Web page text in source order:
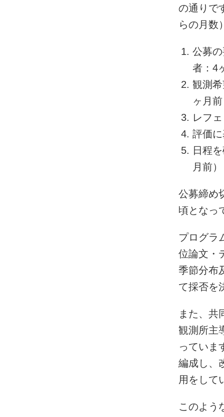
の通りで
らの月数
公募
者：4
観測
ヶ月
レフ
評価
日程
月前）
公募締め
頃となっ
プログラ
位論文・
季節分布
て採否を
また、共
観測所主
っていま
編成し、
用をして
このよう